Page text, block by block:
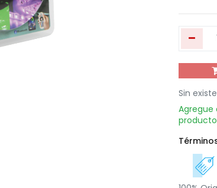
Sin
Agregue